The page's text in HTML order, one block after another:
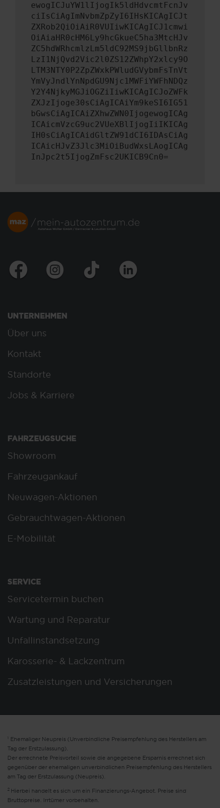
ewogICJuYW1lIjogIk5ldHdvcmtFcnJv
ciIsCiAgImNvbmZpZyI6IHsKICAgICJt
ZXRob2QiOiAiR0VUIiwKICAgICJ1cmwi
OiAiaHR0cHM6Ly9hcGkueC5ha3MtcHJv
ZC5hdWRhcmlzLm5ldC92MS9jbGllbnRz
LzI1NjQvd2Vic2l0ZS12ZWhpY2xlcy9O
LTM3NTY0P2ZpZWxkPWludGVybmFsTnVt
YmVyJndlYnNpdGU9Njc1MWFiYWFhNDQz
Y2Y4NjkyMGJiOGZiIiwKICAgICJoZWFk
ZXJzIjoge30sCiAgICAiYm9keSI6IG51
bGwsCiAgICAiZXhwZWN0IjogewogICAg
ICAicmVzcG9uc2VUeXBlIjogIiIKICAg
IH0sCiAgICAidGltZW91dCI6IDAsCiAg
ICAicHJvZ3Jlc3MiOiBudWxsLAogICAg
InJpc2t5IjogZmFsc2UKICB9Cn0=
UNTERNEHMEN
Über uns
Kontakt
Standorte
Jobs & Karriere
FAHRZEUGSUCHE
Showroom
Fahrzeugankauf
Neuwagen-Aktionen
Gebrauchtwagen-Aktionen
E-Mobilität
SERVICE
Servicetermin buchen
Wartung und Reparatur
Unfallinstandsetzung
Karosserie- & Lackzentrum
Zusatzleistungen und Versicherungen
1 Ehemaliger Neupreis (Unverbindliche Preisempfehlung des Herstellers am
Tag der Erstzulassung).
Der errechnete Preisvorteil sowie die angegebene Ersparnis errechnet sich
gegenüber der ehemaligen unverbindlichen Preisempfehlung des Herstellers
am Tag der Erstzulassung (Neupreis).
2 Hierbei handelt es sich um ein Finanzierungs-Angebot. Preise sind
Bruttopreise. Irrtümer vorbehalten.